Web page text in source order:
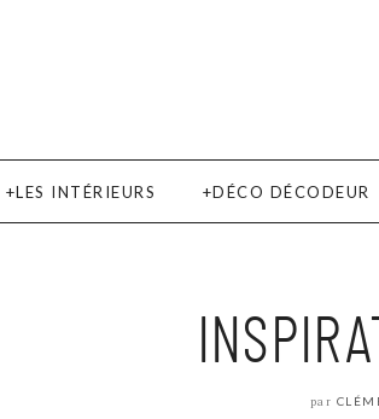
LES INTÉRIEURS DÉCO DÉCODEUR
par